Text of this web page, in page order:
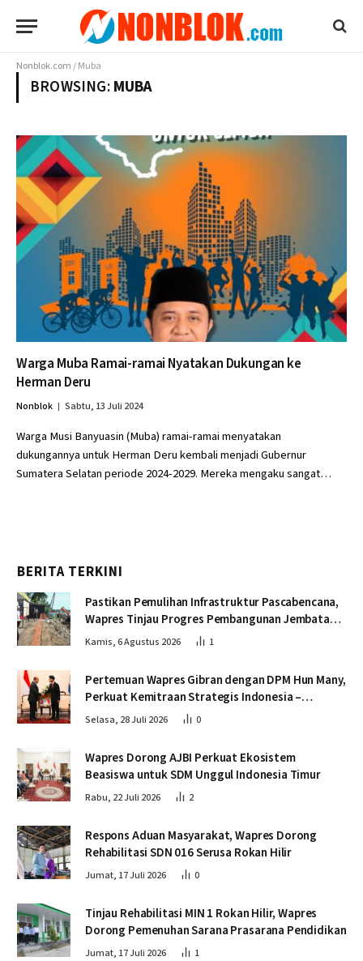
Nonblok.com/Muba
BROWSING:MUBA
Warga Muba Ramai-ramai Nyatakan Dukungan ke
Herman Deru
Nonblok Sabtu, 13 Juli 2024
Warga Musi Banyuasin (Muba) ramai-ramai menyatakan
dukungannya untuk Herman Deru kembali menjadi Gubernur
Sumatera Selatan periode 2024-2029. Mereka mengaku sangat…
BERITA TERKINI
Pastikan Pemulihan Infrastruktur Pascabencana,
Wapres Tinjau Progres Pembangunan Jembatan
Krueng Tingkeum Bireuen
Kamis, 6 Agustus 2026 1
Pertemuan Wapres Gibran dengan DPM Hun Many,
Perkuat Kemitraan Strategis Indonesia –
Kamboja
Selasa, 28 Juli 2026 0
Wapres Dorong AJBI Perkuat Ekosistem
Beasiswa untuk SDM Unggul Indonesia Timur
Rabu, 22 Juli 2026 2
Respons Aduan Masyarakat, Wapres Dorong
Rehabilitasi SDN 016 Serusa Rokan Hilir
Jumat, 17 Juli 2026 0
Tinjau Rehabilitasi MIN 1 Rokan Hilir, Wapres
Dorong Pemenuhan Sarana Prasarana Pendidikan
Jumat, 17 Juli 2026 1